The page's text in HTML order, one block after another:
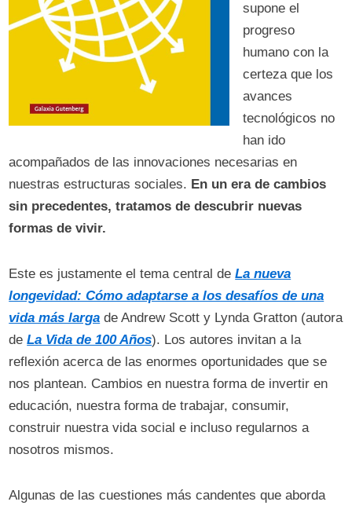
supone el
progreso
humano con la
certeza que los
avances
tecnológicos no
han ido
acompañados de las innovaciones necesarias en
nuestras estructuras sociales. En un era de cambios
sin precedentes, tratamos de descubrir nuevas
formas de vivir.
Este es justamente el tema central deLa nueva
longevidad: Cómo adaptarse a los desafíos de una
vida más larga de Andrew Scott y Lynda Gratton (autora
deLa Vida de 100 Años). Los autores invitan a la
reflexión acerca de las enormes oportunidades que se
nos plantean. Cambios en nuestra forma de invertir en
educación, nuestra forma de trabajar, consumir,
construir nuestra vida social e incluso regularnos a
nosotros mismos.
Algunas de las cuestiones más candentes que aborda